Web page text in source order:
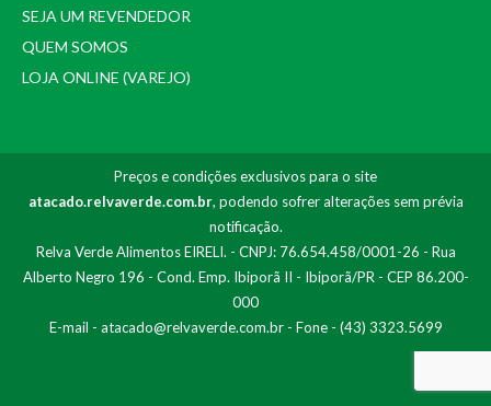
SEJA UM REVENDEDOR
QUEM SOMOS
LOJA ONLINE (VAREJO)
Preços e condições exclusivos para o site
atacado.relvaverde.com.br, podendo sofrer alterações sem prévia
notificação.
Relva Verde Alimentos EIRELI. - CNPJ: 76.654.458/0001-26 - Rua
Alberto Negro 196 - Cond. Emp. Ibiporã II - Ibiporã/PR - CEP 86.200-
000
E-mail - atacado@relvaverde.com.br- Fone - (43) 3323.5699